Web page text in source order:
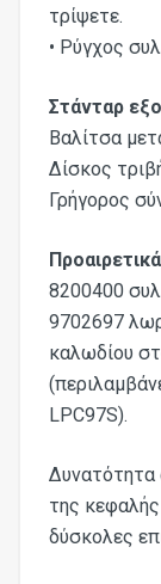
τρίψετε.
• Ρύγχος
Στάνταρ
Βαλίτσα
Δίσκος
Γρήγορος
8200400
9702697
καλωδίου
LPC97S).
Δυνατότητα
της
δύσκολες